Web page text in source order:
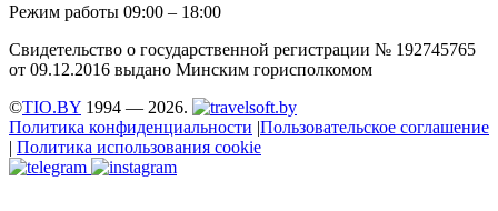
Режим работы 09:00 – 18:00
Свидетельство о государственной регистрации № 192745765
от 09.12.2016 выдано Минским горисполкомом
©TIO.BY 1994 — 2026.
Политика конфиденциальности |Пользовательское соглашение
| Политика использования cookie